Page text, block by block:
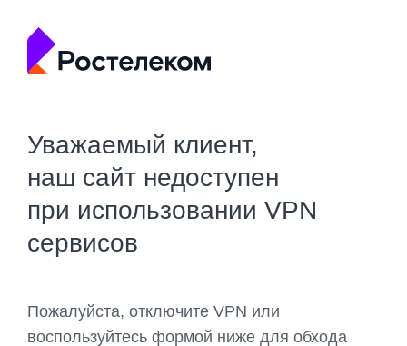
Уважаемый клиент,
наш сайт недоступен
при использовании VPN
сервисов
Пожалуйста, отключите VPN или
воспользуйтесь формой ниже для обхода